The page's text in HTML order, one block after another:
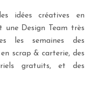
idées créatives en
une Design Team très
les semaines des
scrap & carterie, des
gratuits, et des